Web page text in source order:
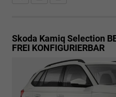
Skoda Kamiq Selection
FREI KONFIGURIERBAR